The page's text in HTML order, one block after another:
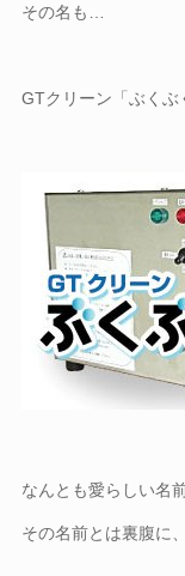
その名も…
GTクリーン「ぶくぶ
なんとも愛らしい名
その名前とは裏腹に